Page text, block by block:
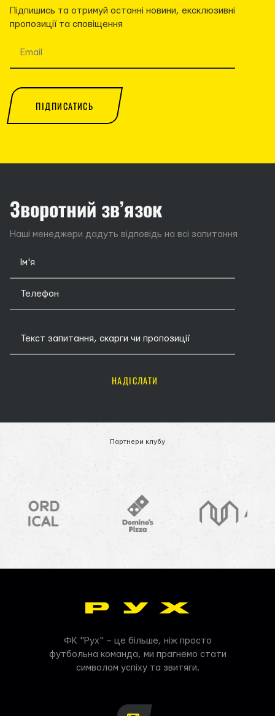
Підпишись та отримуй останні новини, ексклюзивні
пропозиції та сповіщення
ПІДПИСАТИСЬ
Зворотний зв’язок
Наші менеджери дадуть відповідь на всі запитання
НАДІСЛАТИ
Партнери клубу
ФК "Рух" – це більше, ніж просто
футбольна команда, ми прагнемо стати
символом успіху та звитяги.